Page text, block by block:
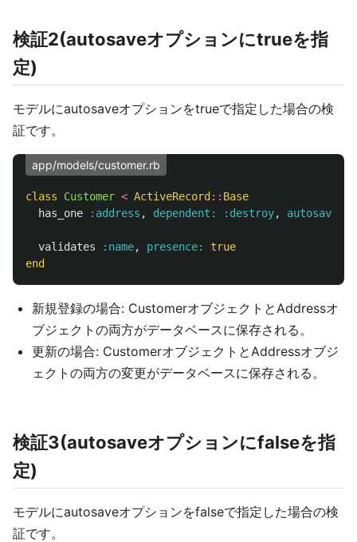
検証2(autosaveオプションにtrueを指
定)
モデルにautosaveオプションをtrueで指定した場合の検
証です。
app/models/customer.rb
class Customer < ActiveRecord :: Base
has_one
:address , dependent: :destroy, autosave:
validates :name, presence: true
end
新規登録の場合: CustomerオブジェクトとAddressオ
ブジェクトの両方がデータベースに保存される。
更新の場合: CustomerオブジェクトとAddressオブジ
ェクトの両方の変更がデータベースに保存される。
検証3(autosaveオプションにfalseを指
定)
モデルにautosaveオプションをfalseで指定した場合の検
証です。